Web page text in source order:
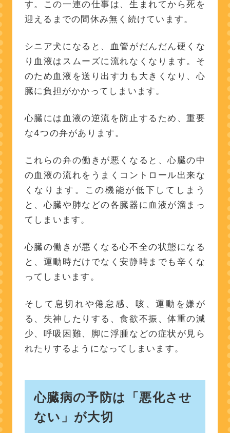
す。この一連の仕事は、生まれてから死を
迎えるまでの間休み無く続けています。
シニア犬になると、血管がだんだん硬くな
り血液はスムーズに流れなくなります。そ
のため血液を送り出す力も大きくなり、心
臓に負担がかかってしまいます。
心臓には血液の逆流を防止するため、重要
な4つの弁があります。
これらの弁の働きが悪くなると、心臓の中
の血液の流れをうまくコントロール出来な
くなります。この機能が低下してしまう
と、心臓や肺などの各臓器に血液が溜まっ
てしまいます。
心臓の働きが悪くなる心不全の状態になる
と、運動時だけでなく安静時までも辛くな
ってしまいます。
そして息切れや倦怠感、咳、運動を嫌が
る、失神したりする、食欲不振、体重の減
少、呼吸困難、脚に浮腫などの症状が見ら
れたりするようになってしまいます。
心臓病の予防は「悪化させ
ない」が大切